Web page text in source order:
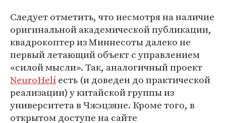
Следует отметить, что несмотря на наличие
оригинальной академической публикации,
квадрокоптер из Миннесоты далеко не
первый летающий объект с управлением
«силой мысли». Так, аналогичный проект
NeuroHeliесть (и доведен до практической
реализации) у китайской группы из
университета в Чжэцзяне. Кроме того, в
открытом доступе на сайте